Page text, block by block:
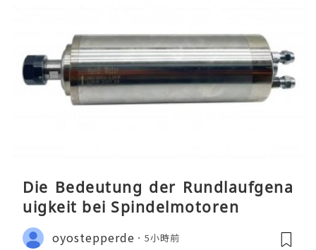
Die Bedeutung der Rundlaufgena
uigkeit bei Spindelmotoren
oyostepperde 5小時前